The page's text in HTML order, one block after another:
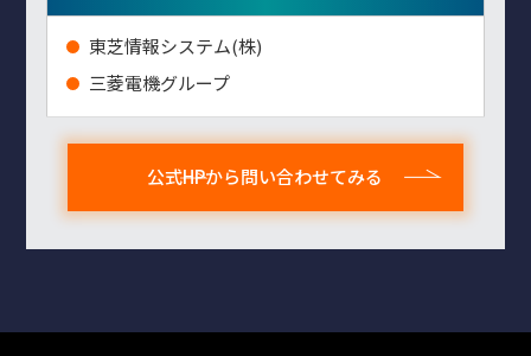
東芝情報システム(株)
三菱電機グループ
公式HPから問い合わせてみる